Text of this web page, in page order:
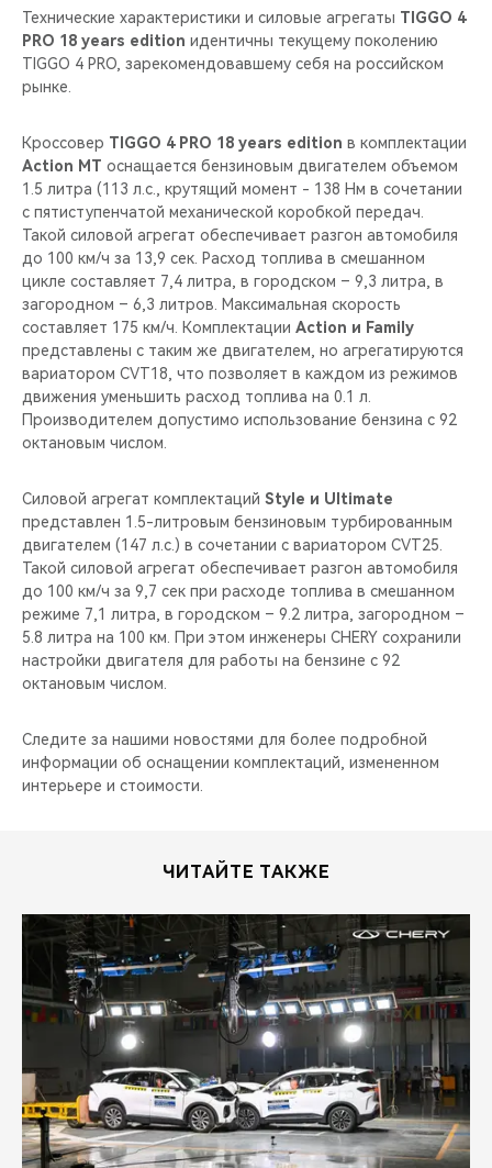
Технические характеристики и силовые агрегаты TIGGO 4
PRO 18 years edition идентичны текущему поколению
TIGGO 4 PRO, зарекомендовавшему себя на российском
рынке.
Кроссовер TIGGO 4 PRO 18 years edition в комплектации
Action MT оснащается бензиновым двигателем объемом
1.5 литра (113 л.c., крутящий момент - 138 Нм в сочетании
с пятиступенчатой механической коробкой передач.
Такой силовой агрегат обеспечивает разгон автомобиля
до 100 км/ч за 13,9 сек. Расход топлива в смешанном
цикле составляет 7,4 литра, в городском – 9,3 литра, в
загородном – 6,3 литров. Максимальная скорость
составляет 175 км/ч. Комплектации Action и Family
представлены с таким же двигателем, но агрегатируются
вариатором CVT18, что позволяет в каждом из режимов
движения уменьшить расход топлива на 0.1 л.
Производителем допустимо использование бензина с 92
октановым числом.
Силовой агрегат комплектаций Style и Ultimate
представлен 1.5-литровым бензиновым турбированным
двигателем (147 л.с.) в сочетании с вариатором CVT25.
Такой силовой агрегат обеспечивает разгон автомобиля
до 100 км/ч за 9,7 сек при расходе топлива в смешанном
режиме 7,1 литра, в городском – 9.2 литра, загородном –
5.8 литра на 100 км. При этом инженеры CHERY сохранили
настройки двигателя для работы на бензине с 92
октановым числом.
Следите за нашими новостями для более подробной
информации об оснащении комплектаций, измененном
интерьере и стоимости.
ЧИТАЙТЕ ТАКЖЕ